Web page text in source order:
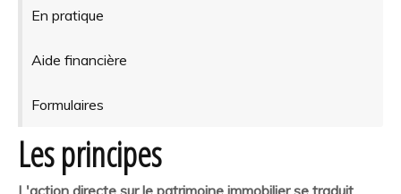
En pratique
Aide financière
Formulaires
Les principes
L'action directe sur le patrimoine immobilier se traduit